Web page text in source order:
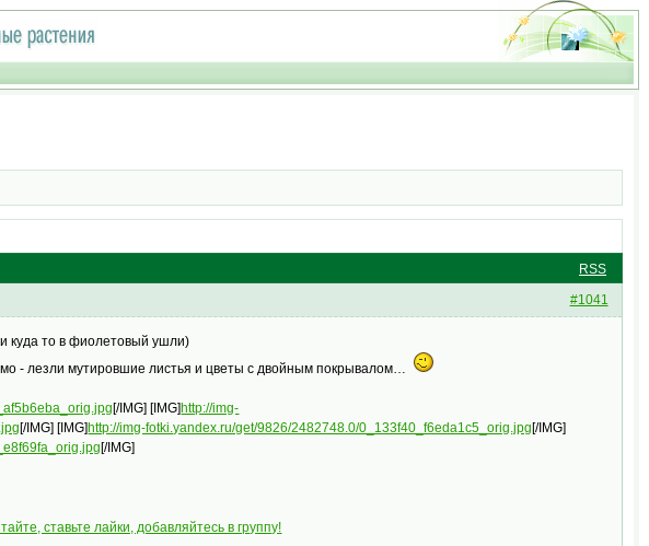
RSS
#1041
куда то в фиолетовый ушли)
- лезли мутировшие листья и цветы с двойным покрывалом…
[/IMG] [IMG]http://img-
[/IMG] [IMG]http://img-fotki.yandex.ru/get/9826/2482748.0/0_133f40_f6eda1c5_orig.jpg[/IMG]
[/IMG]
ставьте лайки, добавляйтесь в группу!